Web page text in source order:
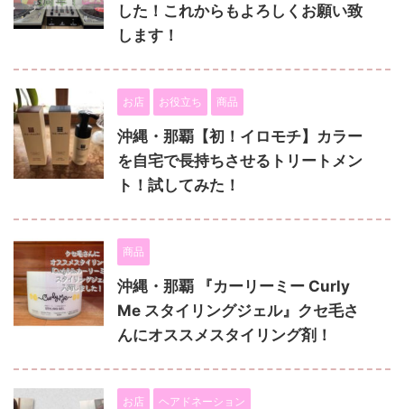
した！これからもよろしくお願い致
します！
お店 お役立ち 商品
沖縄・那覇【初！イロモチ】カラー
を自宅で長持ちさせるトリートメン
ト！試してみた！
商品
沖縄・那覇 『カーリーミー Curly
Me スタイリングジェル』クセ毛さ
んにオススメスタイリング剤！
お店 ヘアドネーション